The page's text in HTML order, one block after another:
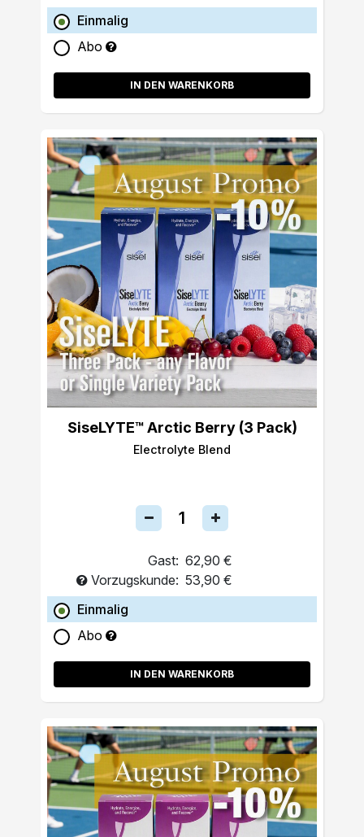
Einmalig
Abo
IN DEN WARENKORB
SiseLYTE™ Arctic Berry (3 Pack)
Electrolyte Blend
Gast: 62,90 €
Vorzugskunde: 53,90 €
Einmalig
Abo
IN DEN WARENKORB